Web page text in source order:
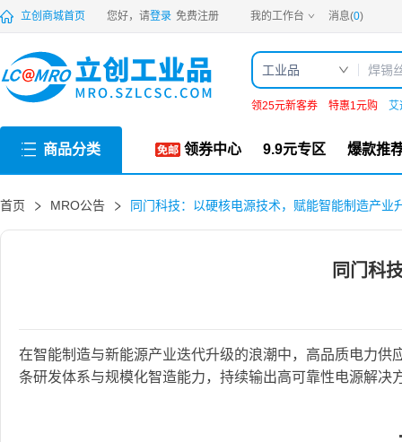
立创商城首页 您好，请登录 免费注册 我的工作台 消息(0)
工业品
领25元新客券 特惠1元购 艾
商品分类 领券中心 9.9元专区 爆款推
首页 MRO公告 同门科技：以硬核电源技术，赋能智能制造产业
同门科
在智能制造与新能源产业迭代升级的浪潮中，高品质电力供
条研发体系与规模化智造能力，持续输出高可靠性电源解